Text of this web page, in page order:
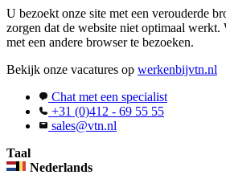
U bezoekt onze site met een verouderde
zorgen dat de website niet optimaal werkt.
met een andere browser te bezoeken.
Bekijk onze vacatures op werkenbijvtn.nl
Chat met een specialist
+31 (0)412 - 69 55 55
sales@vtn.nl
Taal
Nederlands